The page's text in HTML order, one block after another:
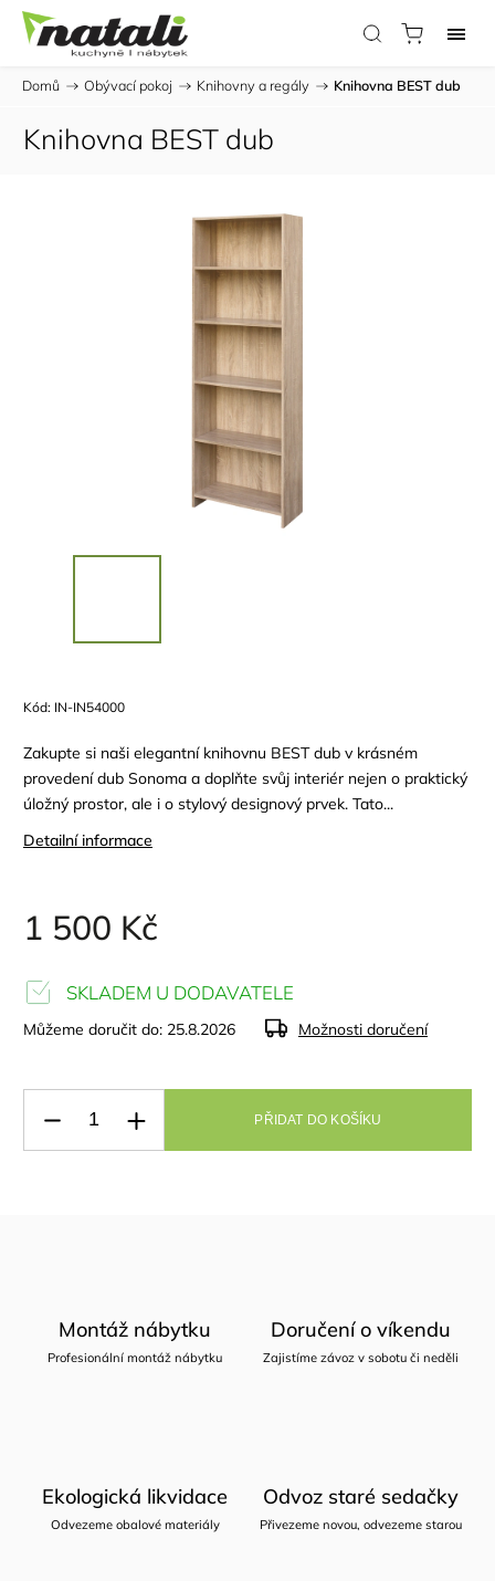
Domů / Obývací pokoj / Knihovny a regály / Knihovna BEST dub
Knihovna BEST dub
Kód: IN-IN54000
Zakupte si naši elegantní knihovnu BEST dub v krásném
provedení dub Sonoma a doplňte svůj interiér nejen o praktický
úložný prostor, ale i o stylový designový prvek. Tato...
Detailní informace
1 500 Kč
SKLADEM U DODAVATELE
Můžeme doručit do: 25.8.2026 Možnosti doručení
PŘIDAT DO KOŠÍKU
Montáž nábytku
Profesionální montáž nábytku
Doručení o víkendu
Zajistíme závoz v sobotu či neděli
Ekologická likvidace
Odvezeme obalové materiály
Odvoz staré sedačky
Přivezeme novou, odvezeme starou